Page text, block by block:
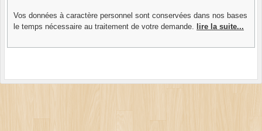
Vos données à caractère personnel sont conservées dans nos bases
le temps nécessaire au traitement de votre demande. lire la suite...